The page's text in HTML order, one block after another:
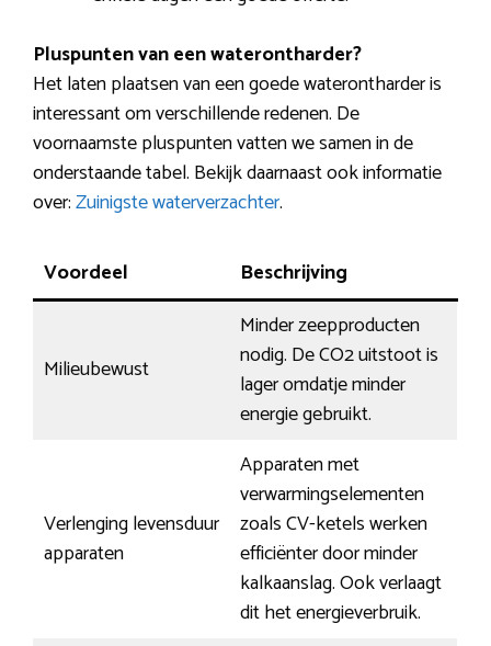
Pluspunten van een waterontharder?
Het laten plaatsen van een goede waterontharder is
interessant om verschillende redenen. De
voornaamste pluspunten vatten we samen in de
onderstaande tabel. Bekijk daarnaast ook informatie
over:Zuinigste waterverzachter.
Voordeel Beschrijving
Milieubewust
Minder zeepproducten
nodig. De CO2 uitstoot is
lager omdatje minder
energie gebruikt.
Verlenging levensduur
apparaten
Apparaten met
verwarmingselementen
zoals CV-ketels werken
efficiënter door minder
kalkaanslag. Ook verlaagt
dit het energieverbruik.